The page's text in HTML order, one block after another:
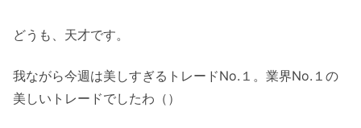
どうも、天才です。
我ながら今週は美しすぎるトレードNo.１。業界No.１の
美しいトレードでしたわ（）